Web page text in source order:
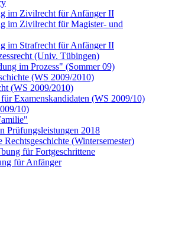
im Zivilrecht für Anfänger II
im Zivilrecht für Magister- und
im Strafrecht für Anfänger II
(Univ. Tübingen)
im Prozess" (Sommer 09)
(WS 2009/2010)
(WS 2009/2010)
Examenskandidaten (WS 2009/10)
10)
Prüfungsleistungen 2018
Rechtsgeschichte (Wintersemester)
für Fortgeschrittene
für Anfänger